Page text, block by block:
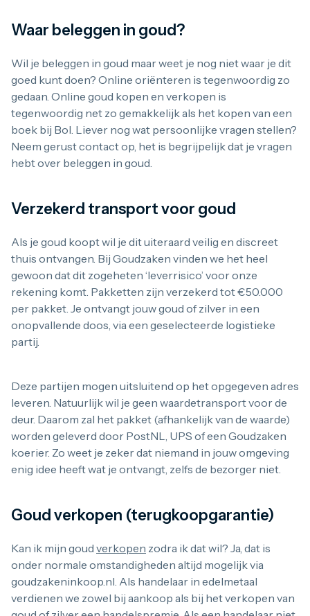
Waar beleggen in goud?
Wil je beleggen in goud maar weet je nog niet waar je dit
goed kunt doen? Online oriënteren is tegenwoordig zo
gedaan. Online goud kopen en verkopen is
tegenwoordig net zo gemakkelijk als het kopen van een
boek bij Bol. Liever nog wat persoonlijke vragen stellen?
Neem gerust contact op, het is begrijpelijk dat je vragen
hebt over beleggen in goud.
Verzekerd transport voor goud
Als je goud koopt wil je dit uiteraard veilig en discreet
thuis ontvangen. Bij Goudzaken vinden we het heel
gewoon dat dit zogeheten ‘leverrisico’ voor onze
rekening komt. Pakketten zijn verzekerd tot €50.000
per pakket. Je ontvangt jouw goud of zilver in een
onopvallende doos, via een geselecteerde logistieke
partij.
Deze partijen mogen uitsluitend op het opgegeven adres
leveren. Natuurlijk wil je geen waardetransport voor de
deur. Daarom zal het pakket (afhankelijk van de waarde)
worden geleverd door PostNL, UPS of een Goudzaken
koerier. Zo weet je zeker dat niemand in jouw omgeving
enig idee heeft wat je ontvangt, zelfs de bezorger niet.
Goud verkopen (terugkoopgarantie)
Kan ik mijn goud verkopen zodra ik dat wil? Ja, dat is
onder normale omstandigheden altijd mogelijk via
goudzakeninkoop.nl. Als handelaar in edelmetaal
verdienen we zowel bij aankoop als bij het verkopen van